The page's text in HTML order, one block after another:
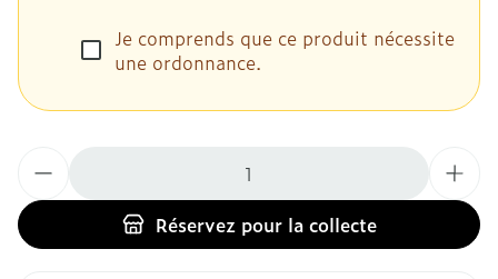
Je comprends que ce produit nécessite
une ordonnance.
Réservezpour la collecte